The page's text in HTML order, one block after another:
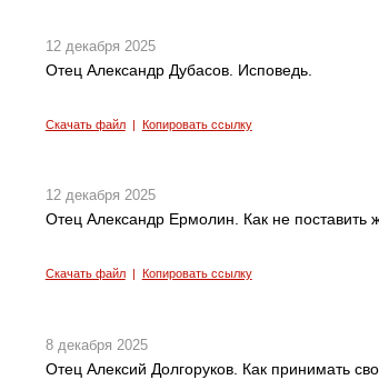
12 декабря 2025
Отец Александр Дубасов. Исповедь.
Скачать файл| Копировать ссылку
12 декабря 2025
Отец Александр Ермолин. Как не поставить
Скачать файл| Копировать ссылку
8 декабря 2025
Отец Алексий Долгоруков. Как принимать